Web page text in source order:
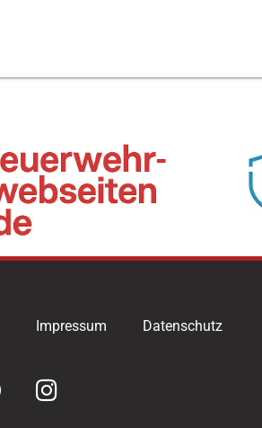
Impressum Datenschutz